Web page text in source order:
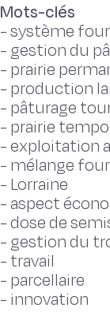
Mots-clés
-système
- gestion du
- prairie
- production
- pâturage
- prairie
-exploitation
- mélange
- Lorraine
- aspect
-dose de
- gestion du
- travail
- parcellaire
- innovation